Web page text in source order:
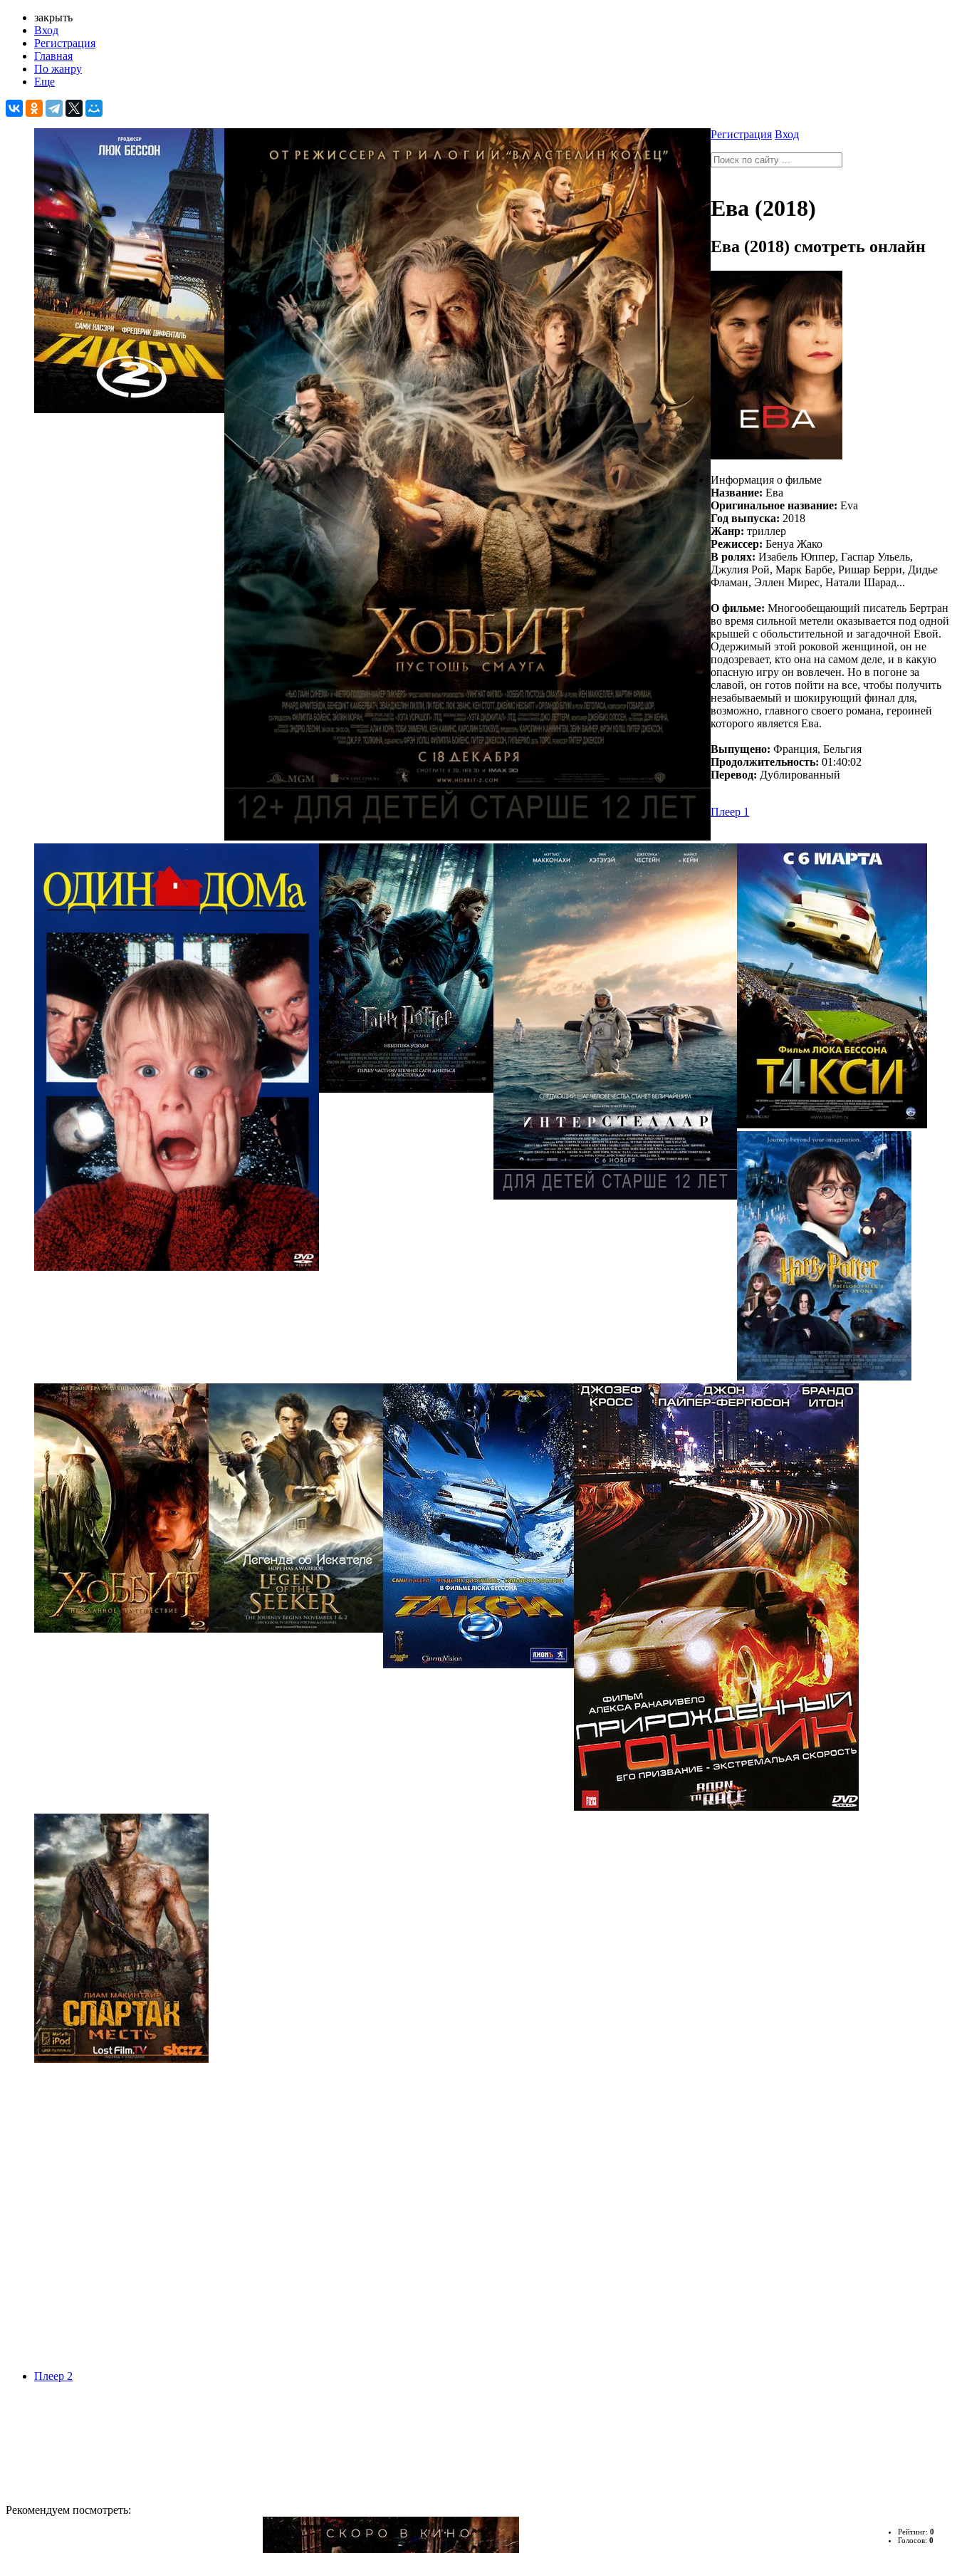
закрыть
Вход
Регистрация
Главная
По жанру
Еще
Регистрация Вход
Ева (2018)
Ева (2018) смотреть онлайн
Информация о фильме
Название: Ева
Оригинальное название: Eva
Год выпуска: 2018
Жанр: триллер
Режиссер: Бенуа Жако
В ролях: Изабель Юппер, Гаспар Ульель,
Джулия Рой, Марк Барбе, Ришар Берри, Дидье
Фламан, Эллен Мирес, Натали Шарад...
О фильме: Многообещающий писатель Бертран
во время сильной метели оказывается под одной
крышей с обольстительной и загадочной Евой.
Одержимый этой роковой женщиной, он не
подозревает, кто она на самом деле, и в какую
опасную игру он вовлечен. Но в погоне за
славой, он готов пойти на все, чтобы получить
незабываемый и шокирующий финал для,
возможно, главного своего романа, героиней
которого является Ева.
Выпущено: Франция, Бельгия
Продолжительность: 01:40:02
Перевод: Дублированный
Плеер 1
Плеер 2
Рекомендуем посмотреть:
Рейтинг: 0
Голосов: 0